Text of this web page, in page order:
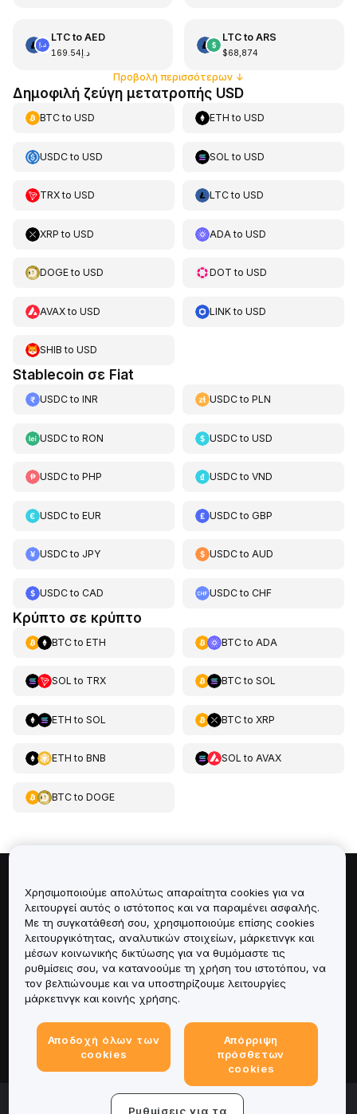
LTCto AED
د.إ169.54
LTCto ARS
$68,874
Προβολή περισσότερων↓
Δημοφιλή ζεύγη μετατροπής USD
BTCto USD ETH toUSD
USDCto USD SOL toUSD
TRXto USD LTCtoUSD
XRP to USD ADA toUSD
DOGEto USD DOT toUSD
AVAXto USD LINKtoUSD
SHIB to USD
Stablecoin σε Fiat
USDCto INR USDCtoPLN
USDCto RON USDCtoUSD
USDCto PHP USDCtoVND
USDCto EUR USDCtoGBP
USDCto JPY USDCtoAUD
USDCto CAD USDCtoCHF
Κρύπτο σε κρύπτο
BTCto ETH BTCto ADA
SOL to TRX BTCto SOL
ETH to SOL BTCto XRP
ETH to BNB SOL to AVAX
BTCto DOGE
Πληροφορίες για
Υπηρεσίες
Υποστήριξη
Προϊόντα
Νομικά
© 2025-2026 Bybit.eu. All rights reserved.
Χρησιμοποιούμε απολύτως απαραίτητα cookies για να
λειτουργεί αυτός ο ιστότοπος και να παραμένει ασφαλής.
Με τη συγκατάθεσή σου, χρησιμοποιούμε επίσης cookies
λειτουργικότητας, αναλυτικών στοιχείων, μάρκετινγκ και
μέσων κοινωνικής δικτύωσης για να θυμόμαστε τις
ρυθμίσεις σου, να κατανοούμε τη χρήση του ιστοτόπου, να
τον βελτιώνουμε και να υποστηρίζουμε λειτουργίες
μάρκετινγκ και κοινής χρήσης.
Αποδοχή όλων των
cookies
Απόρριψη
πρόσθετων
cookies
Ρυθμίσεις για τα